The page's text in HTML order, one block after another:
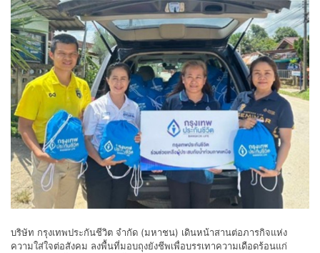
บริษัท กรุงเทพประกันชีวิต จำกัด (มหาชน) เดินหน้าสานต่อภารกิจแห่ง
ความใส่ใจต่อสังคม ลงพื้นที่มอบถุงยังชีพเพื่อบรรเทาความเดือดร้อนแก่